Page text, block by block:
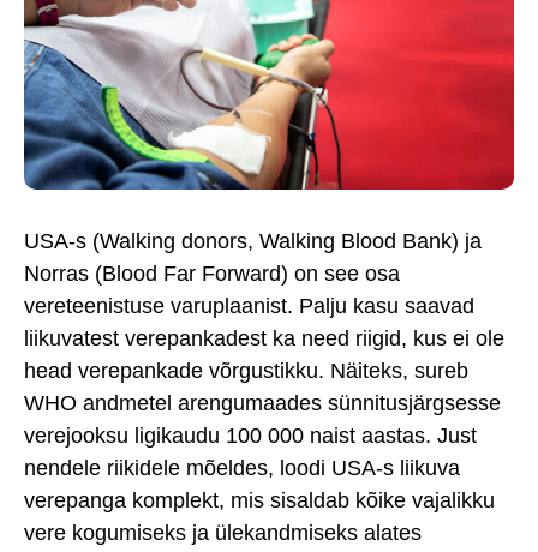
USA-s (Walking donors, Walking Blood Bank) ja
Norras (Blood Far Forward) on see osa
vereteenistuse varuplaanist. Palju kasu saavad
liikuvatest verepankadest ka need riigid, kus ei ole
head verepankade võrgustikku. Näiteks, sureb
WHO andmetel arengumaades sünnitusjärgsesse
verejooksu ligikaudu 100 000 naist aastas. Just
nendele riikidele mõeldes, loodi USA-s liikuva
verepanga komplekt, mis sisaldab kõike vajalikku
vere kogumiseks ja ülekandmiseks alates